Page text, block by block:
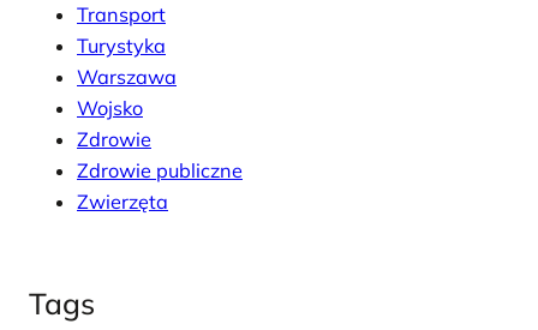
Transport
Turystyka
Warszawa
Wojsko
Zdrowie
Zdrowie publiczne
Zwierzęta
Tags